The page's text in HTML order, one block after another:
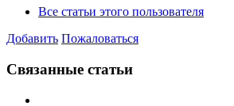
Все статьи этого пользователя
Добавить Пожаловаться
Связанные статьи